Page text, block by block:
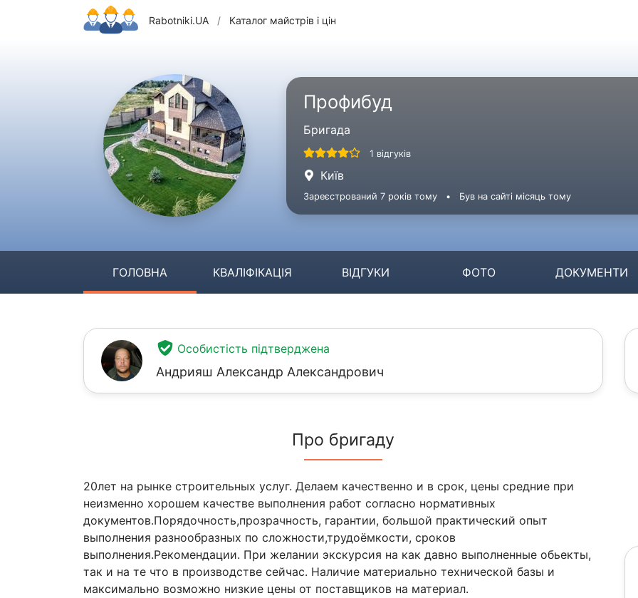
Rabotniki.UA / Каталог майстрів і цін
Профибуд
Бригада
1 відгуків
Київ
Зареєстрований 7 років тому • Був на сайті місяць тому
ГОЛОВНА КВАЛІФІКАЦІЯ ВІДГУКИ ФОТО ДОКУМЕНТИ
Особистість підтверджена
Андрияш Александр Александрович
Про бригаду
20лет на рынке строительных услуг. Делаем качественно и в срок, цены средние при
неизменно хорошем качестве выполнения работ согласно нормативных
документов.Порядочность,прозрачность, гарантии, большой практический опыт
выполнения разнообразных по сложности,трудоёмкости, сроков
выполнения.Рекомендации. При желании экскурсия на как давно выполненные обьекты,
так и на те что в производстве сейчас. Наличие материально технической базы и
максимально возможно низкие цены от поставщиков на материал.